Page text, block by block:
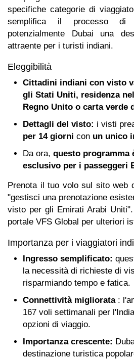
specifiche categorie di
semplifica il processo di
potenzialmente Dubai una
attraente per i turisti indiani.
Eleggibilità
Cittadini indiani con visto
gli Stati Uniti, residenza
Regno Unito o carta verde
Dettagli del visto: i visti
per 14 giorni con un unico
Da ora, questo programma
esclusivo per i passeggeri
Prenota il tuo volo sul sito web
"gestisci una prenotazione
visto per gli Emirati Arabi Uniti".
portale VFS Global per ulteriori
Importanza per i viaggiatori
Ingresso semplificato:
la necessità di richieste di
risparmiando tempo e fatica.
Connettività migliorata:
167 voli settimanali per
opzioni di viaggio.
Importanza crescente:
destinazione turistica